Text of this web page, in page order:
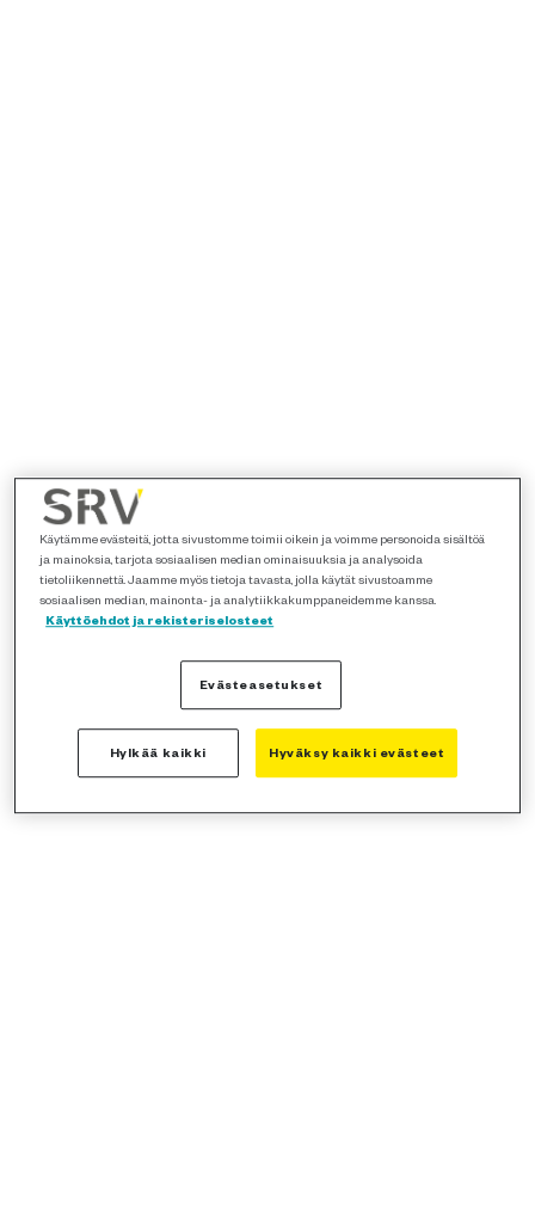
Käytämme evästeitä, jotta sivustomme toimii oikein ja voimme personoida sisältöä
ja mainoksia, tarjota sosiaalisen median ominaisuuksia ja analysoida
tietoliikennettä. Jaamme myös tietoja tavasta, jolla käytät sivustoamme
sosiaalisen median, mainonta- ja analytiikkakumppaneidemme kanssa.
Käyttöehdot ja rekisteriselosteet
Evästeasetukset
Hylkää kaikki Hyväksy kaikki evästeet